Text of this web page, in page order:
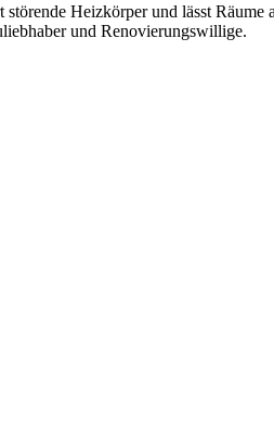
Heizkörper und lässt Räume
und Renovierungswillige.